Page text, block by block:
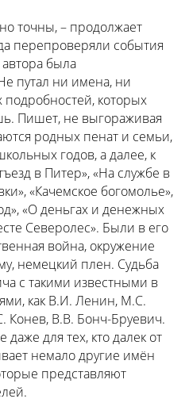
точны, – продолжает
перепроверяли события
была
путал ни имена, ни
которых
Пишет, не выгораживая
родных пенат и семьи,
годов, а далее, к
в Питер», «На службе в
«Качемское богомолье»,
«О деньгах и денежных
Северолес». Были в его
война, окружение
немецкий плен. Судьба
с такими известными в
как В.И. Ленин, М.С.
Конев, В.В. Бонч-Бруевич.
даже для тех, кто далек от
немало другие имён
представляют